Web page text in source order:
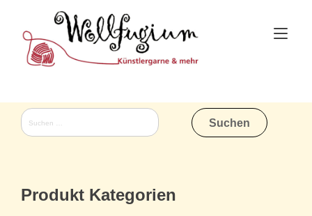
content
Suchen
nach:
Produkt Kategorien